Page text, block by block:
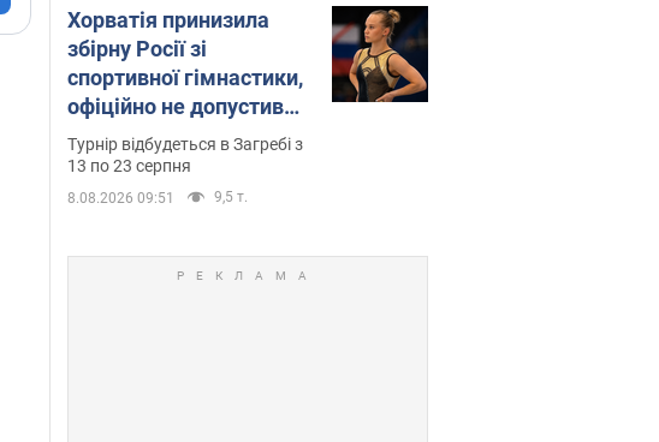
Хорватія принизила
збірну Росії зі
спортивної гімнастики,
офіційно не допустивши
до чемпіонату Європи
основних спортсменів
Турнір відбудеться в Загребі з
13 по 23 серпня
8.08.2026 09:51 9,5 т.